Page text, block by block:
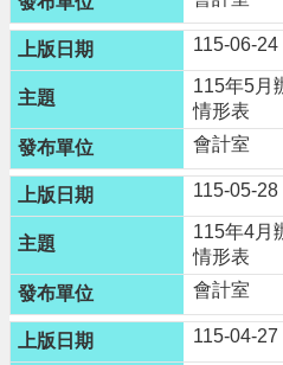
請
市
民
卡
進
階
搜
尋
大
115-06-24
115年5月
情形表
會計室
115-05-28
115年4月
情形表
會計室
115-04-27